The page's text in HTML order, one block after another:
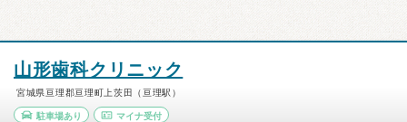
山形歯科クリニック
宮城県亘理郡亘理町上茨田（亘理駅）
駐車場あり マイナ受付